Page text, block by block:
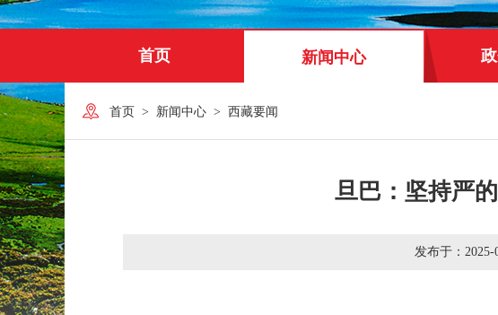
首页 新闻中心
首页 > 新闻中心 > 西藏要闻
旦巴：坚持严
发布于： 2025-